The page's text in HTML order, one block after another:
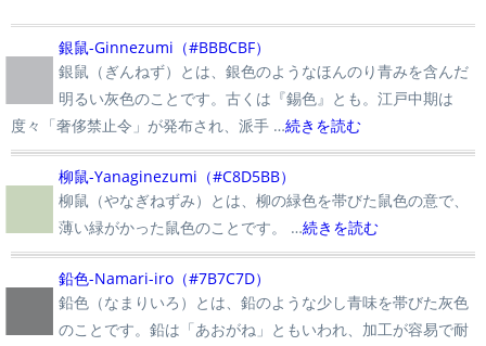
■銀鼠-Ginnezumi（#BBBCBF）
銀鼠（ぎんねず）とは、銀色のようなほんのり青みを含んだ
明るい灰色のことです。古くは『錫色』とも。江戸中期は
度々「奢侈禁止令」が発布され、派手 …続きを読む
■柳鼠-Yanaginezumi（#C8D5BB）
柳鼠（やなぎねずみ）とは、柳の緑色を帯びた鼠色の意で、
薄い緑がかった鼠色のことです。 …続きを読む
■鉛色-Namari-iro（#7B7C7D）
鉛色（なまりいろ）とは、鉛のような少し青味を帯びた灰色
のことです。鉛は「あおがね」ともいわれ、加工が容易で耐